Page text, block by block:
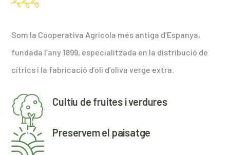
Som la Cooperativa Agrícola més antiga d’Espanya,
fundada l’any 1899, especialitzada en la distribució de
cítrics i la fabricació d’oli d’oliva verge extra.
Cultiu de fruites i verdures
Preservem el paisatge